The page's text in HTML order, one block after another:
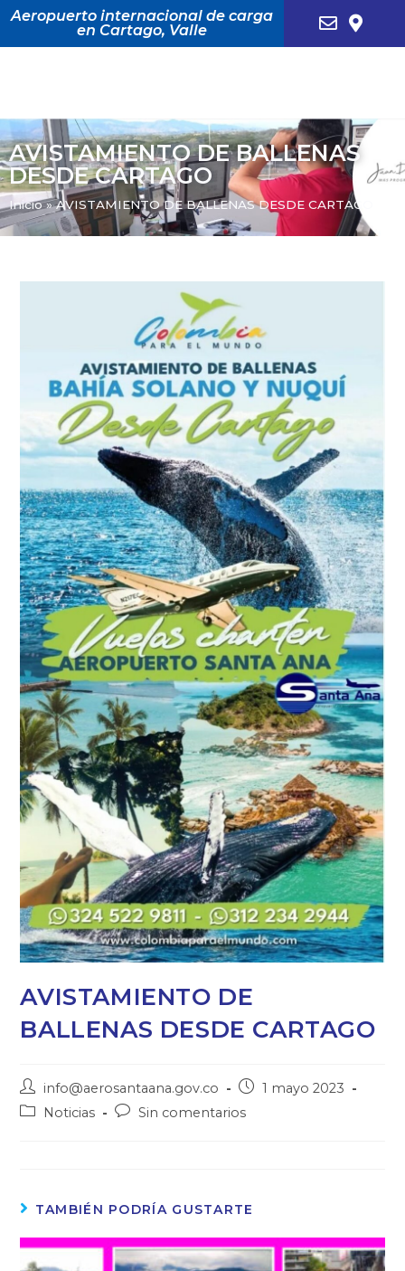
Aeropuerto internacional de carga
en Cartago, Valle
AVISTAMIENTO DE BALLENAS
DESDE CARTAGO
Inicio»AVISTAMIENTO DE BALLENAS DESDE CARTAGO
AVISTAMIENTO DE
BALLENAS DESDE CARTAGO
info@aerosantaana.gov.co
1 mayo 2023
Noticias
Sin comentarios
TAMBIÉN PODRÍA GUSTARTE